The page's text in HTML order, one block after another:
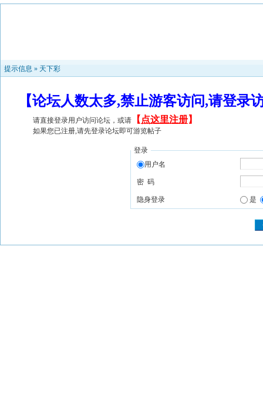
提示信息 » 天下彩
【论坛人数太多,禁止游客访问,请登
请直接登录用户访问论坛，或请 【 点这里注册】
如果您已注册,请先登录论坛即可游览帖子
登录
用户名
密 码
隐身登录 是